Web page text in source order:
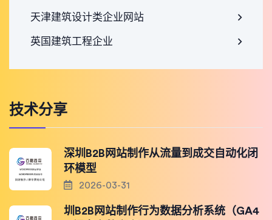
天津建筑设计类企业网站
英国建筑工程企业
技术分享
深圳B2B网站制作从流量到成交自动化闭
环模型
2026-03-31
圳B2B网站制作行为数据分析系统（GA4